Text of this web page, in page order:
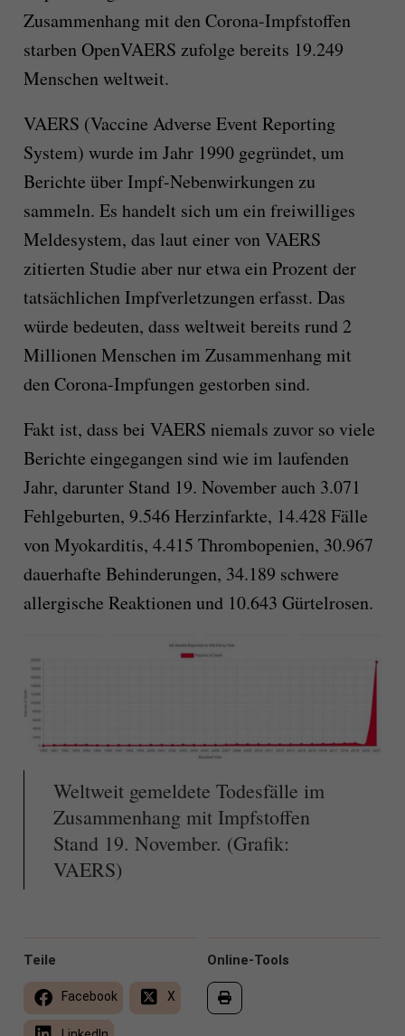
Zusammenhang mit den Corona-Impfstoffen
starben OpenVAERS zufolge bereits 19.249
Menschen weltweit.
VAERS (Vaccine Adverse Event Reporting
System) wurde im Jahr 1990 gegründet, um
Berichte über Impf-Nebenwirkungen zu
sammeln. Es handelt sich um ein freiwilliges
Meldesystem, das laut einer von VAERS
zitierten Studie aber nur etwa ein Prozent der
tatsächlichen Impfverletzungen erfasst. Das
würde bedeuten, dass weltweit bereits rund 2
Millionen Menschen im Zusammenhang mit
den Corona-Impfungen gestorben sind.
Fakt ist, dass bei VAERS niemals zuvor so viele
Berichte eingegangen sind wie im laufenden
Jahr, darunter Stand 19. November auch 3.071
Fehlgeburten, 9.546 Herzinfarkte, 14.428 Fälle
von Myokarditis, 4.415 Thrombopenien, 30.967
dauerhafte Behinderungen, 34.189 schwere
allergische Reaktionen und 10.643 Gürtelrosen.
Weltweit gemeldete Todesfälle im
Zusammenhang mit Impfstoffen
Stand 19. November. (Grafik:
VAERS)
Online-Tools
Teile
Facebook X